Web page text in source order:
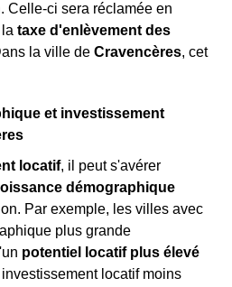
Celle-ci sera réclamée en
taxe d'enlèvement des
la ville de Cravencères, cet
et investissement
locatif, il peut s'avérer
démographique
Par exemple, les villes avec
plus grande
potentiel locatif plus élevé
locatif moins